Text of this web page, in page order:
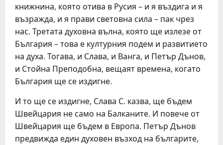
книжнина, която отива в Русия – и я въздига и я
възражда, и я прави световна сила – пак чрез
нас. Третата духовна вълна, която ще излезе от
България – това е културния подем и развитието
на духа. Тогава, и Слава, и Ванга, и Петър Дънов,
и Стойна Преподобна, вещаят времена, когато
България ще се издигне.
И то ще се издигне, Слава С. казва, ще бъдем
Швейцария не само на Балканите. И повече от
Швейцария ще бъдем в Европа. Петър Дънов
предвижда един духовен възход на българите,